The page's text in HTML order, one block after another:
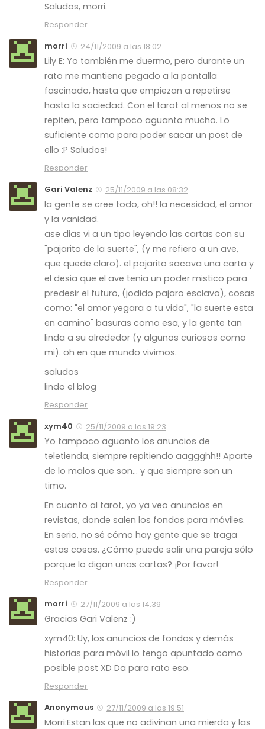
Saludos, morri.
Responder
morri
24/11/2009 a las 18:02
Lily E: Yo también me duermo, pero durante un
rato me mantiene pegado a la pantalla
fascinado, hasta que empiezan a repetirse
hasta la saciedad. Con el tarot al menos no se
repiten, pero tampoco aguanto mucho. Lo
suficiente como para poder sacar un post de
ello :P Saludos!
Responder
Gari Valenz
25/11/2009 a las 08:32
la gente se cree todo, oh!! la necesidad, el amor
y la vanidad.
ase dias vi a un tipo leyendo las cartas con su
"pajarito de la suerte", (y me refiero a un ave,
que quede claro). el pajarito sacava una carta y
el desia que el ave tenia un poder mistico para
predesir el futuro, (jodido pajaro esclavo), cosas
como: "el amor yegara a tu vida", "la suerte esta
en camino" basuras como esa, y la gente tan
linda a su alrededor (y algunos curiosos como
mi). oh en que mundo vivimos.
saludos
lindo el blog
Responder
xym40
25/11/2009 a las 19:23
Yo tampoco aguanto los anuncios de
teletienda, siempre repitiendo aaggghh!! Aparte
de lo malos que son… y que siempre son un
timo.
En cuanto al tarot, yo ya veo anuncios en
revistas, donde salen los fondos para móviles.
En serio, no sé cómo hay gente que se traga
estas cosas. ¿Cómo puede salir una pareja sólo
porque lo digan unas cartas? ¡Por favor!
Responder
morri
27/11/2009 a las 14:39
Gracias Gari Valenz :)
xym40: Uy, los anuncios de fondos y demás
historias para móvil lo tengo apuntado como
posible post XD Da para rato eso.
Responder
Anonymous
27/11/2009 a las 19:51
Morri:Estan las que no adivinan una mierda y las